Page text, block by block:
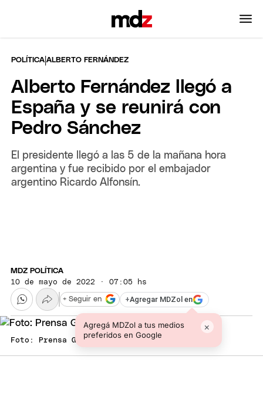
POLÍTICA |ALBERTO FERNÁNDEZ
Alberto Fernández llegó a
España y se reunirá con
Pedro Sánchez
El presidente llegó a las 5 de la mañana hora
argentina y fue recibido por el embajador
argentino Ricardo Alfonsín.
MDZ POLÍTICA
10 de mayo de 2022 · 07:05 hs
+Agregar MDZol en
Agregá MDZol a tus medios
preferidos en Google
×
+ Seguir en
Foto: Prensa Gobierno